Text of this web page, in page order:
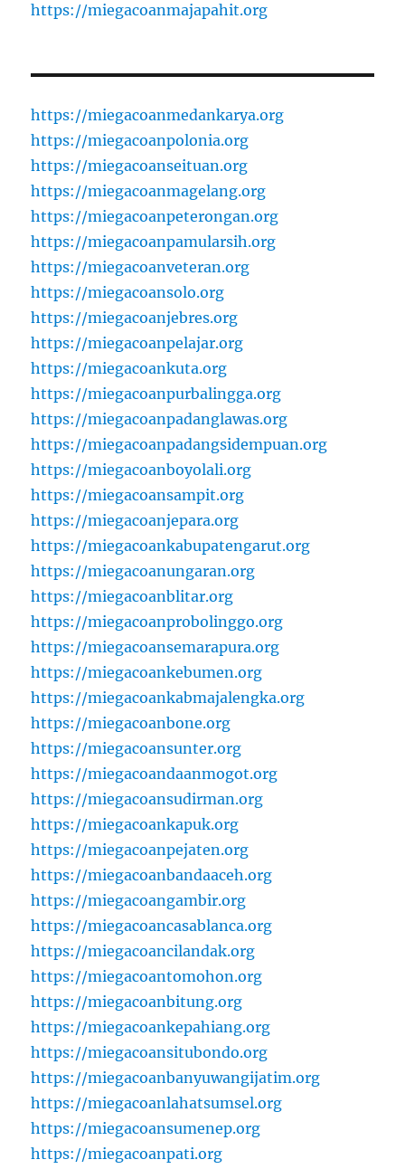
https://miegacoanmajapahit.org
https://miegacoanmedankarya.org
https://miegacoanpolonia.org
https://miegacoanseituan.org
https://miegacoanmagelang.org
https://miegacoanpeterongan.org
https://miegacoanpamularsih.org
https://miegacoanveteran.org
https://miegacoansolo.org
https://miegacoanjebres.org
https://miegacoanpelajar.org
https://miegacoankuta.org
https://miegacoanpurbalingga.org
https://miegacoanpadanglawas.org
https://miegacoanpadangsidempuan.org
https://miegacoanboyolali.org
https://miegacoansampit.org
https://miegacoanjepara.org
https://miegacoankabupatengarut.org
https://miegacoanungaran.org
https://miegacoanblitar.org
https://miegacoanprobolinggo.org
https://miegacoansemarapura.org
https://miegacoankebumen.org
https://miegacoankabmajalengka.org
https://miegacoanbone.org
https://miegacoansunter.org
https://miegacoandaanmogot.org
https://miegacoansudirman.org
https://miegacoankapuk.org
https://miegacoanpejaten.org
https://miegacoanbandaaceh.org
https://miegacoangambir.org
https://miegacoancasablanca.org
https://miegacoancilandak.org
https://miegacoantomohon.org
https://miegacoanbitung.org
https://miegacoankepahiang.org
https://miegacoansitubondo.org
https://miegacoanbanyuwangijatim.org
https://miegacoanlahatsumsel.org
https://miegacoansumenep.org
https://miegacoanpati.org